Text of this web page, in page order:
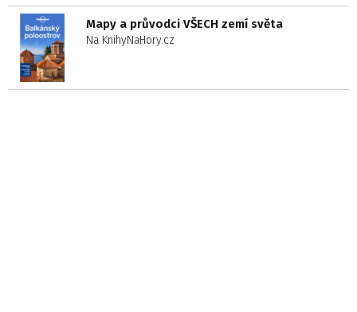
Mapy a průvodci VŠECH zemí světa
Na KnihyNaHory.cz